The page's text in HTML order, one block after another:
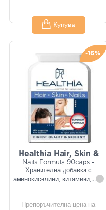
Купува
-16%
Healthia Hair, Skin &
Nails Formula 90caps -
Хранителна добавка с
аминокиселини, витамини,... i
Препоръчителна цена на